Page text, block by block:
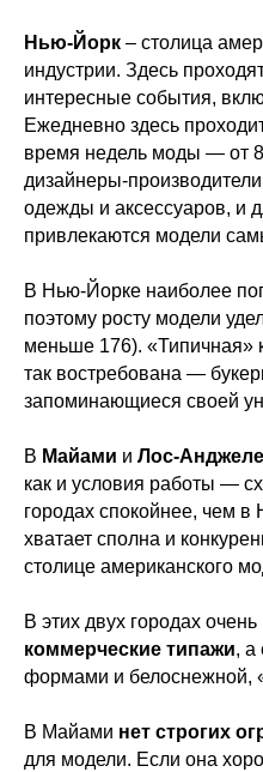
Нью-Йорк – столица
индустрии. Здесь
интересные события,
Ежедневно здесь
время недель моды — от
дизайнеры-
одежды и аксессуаров, и
привлекаются модели
В Нью-Йорке наиболее
поэтому росту модели
меньше 176). «Типичная»
так востребована —
запоминающиеся своей
В Майами и Лос-
как и условия работы —
городах спокойнее, чем
хватает сполна и
столице американского
В этих двух городах
коммерческие типажи, а
формами и белоснежной,
В Майами нет строгих
для модели. Если она